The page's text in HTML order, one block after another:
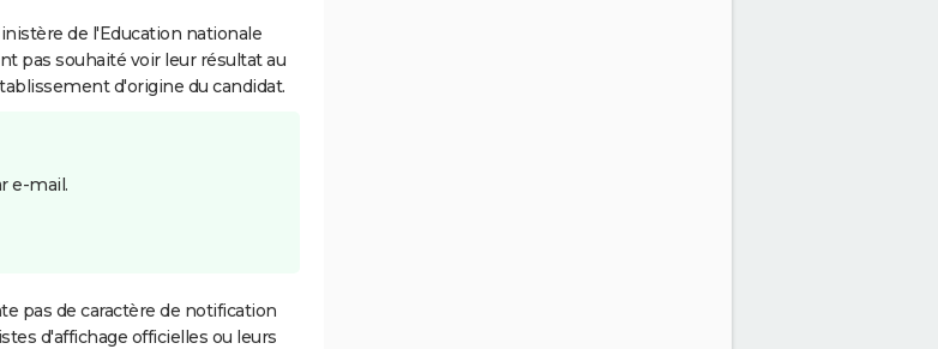
de l'Education nationale
pas souhaité voir leur résultat au
d'origine du candidat.
e-mail.
pas de caractère de notification
d'affichage officielles ou leurs